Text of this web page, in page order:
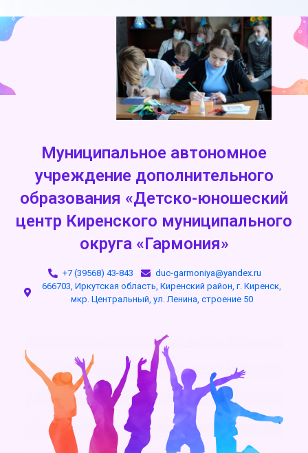
Муниципальное автономное
учреждение дополнительного
образования «Детско-юношеский
центр Киренского муниципального
округа «Гармония»
+7 (39568) 43-843
duc-garmoniya@yandex.ru
666703, Иркутская область, Киренский район, г. Киренск,
мкр. Центральный, ул. Ленина, строение 50